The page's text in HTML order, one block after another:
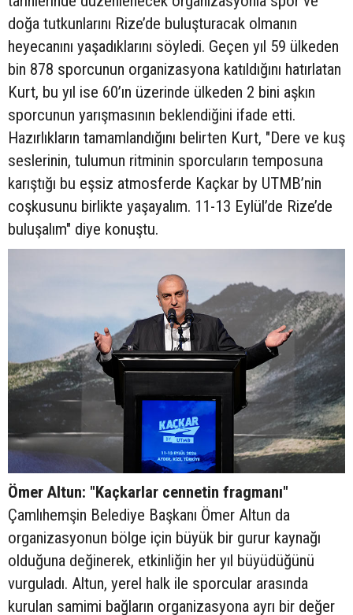
doğa tutkunlarını Rize’de buluşturacak olmanın
heyecanını yaşadıklarını söyledi. Geçen yıl 59 ülkeden
bin 878 sporcunun organizasyona katıldığını hatırlatan
Kurt, bu yıl ise 60’ın üzerinde ülkeden 2 bini aşkın
sporcunun yarışmasının beklendiğini ifade etti.
Hazırlıkların tamamlandığını belirten Kurt, "Dere ve kuş
seslerinin, tulumun ritminin sporcuların temposuna
karıştığı bu eşsiz atmosferde Kaçkar by UTMB’nin
coşkusunu birlikte yaşayalım. 11-13 Eylül’de Rize’de
buluşalım" diye konuştu.
Ömer Altun: "Kaçkarlar cennetin fragmanı"
Çamlıhemşin Belediye Başkanı Ömer Altun da
organizasyonun bölge için büyük bir gurur kaynağı
olduğuna değinerek, etkinliğin her yıl büyüdüğünü
vurguladı. Altun, yerel halk ile sporcular arasında
kurulan samimi bağların organizasyona ayrı bir değer